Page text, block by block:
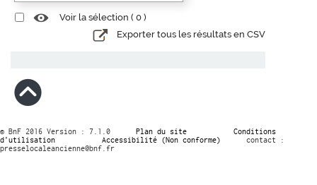
Voir la sélection ( 0 )
Exporter tous les résultats en CSV
© BnF 2016 Version : 7.1.0 Plan du site
Conditions
d’utilisation
Accessibilité (Non conforme)
contact :
presselocaleancienne@bnf.fr